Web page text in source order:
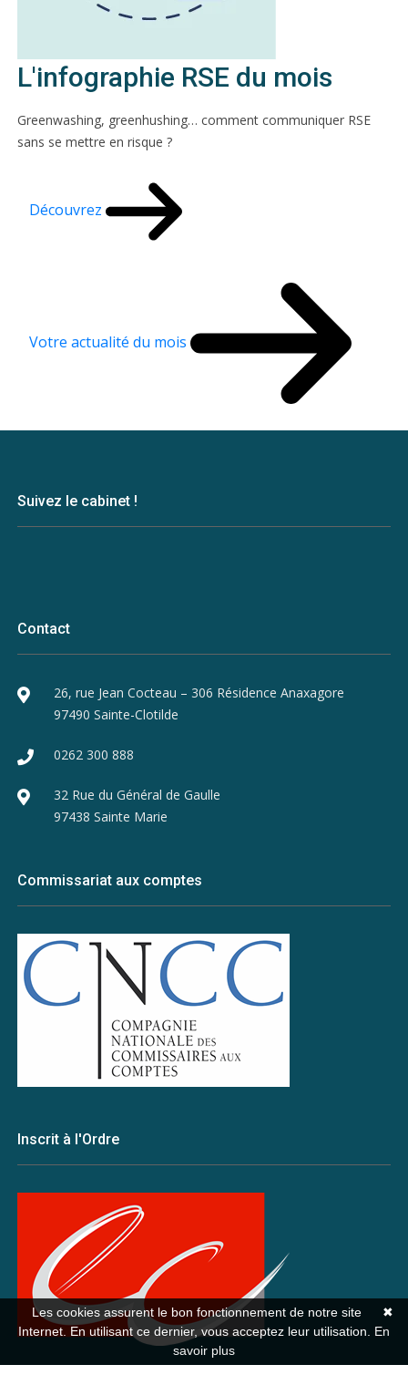
L'infographie RSE du mois
Greenwashing, greenhushing… comment communiquer RSE
sans se mettre en risque ?
Découvrez
Votre actualité du mois
Suivez le cabinet !
Contact
26, rue Jean Cocteau – 306 Résidence Anaxagore
97490 Sainte-Clotilde
0262 300 888
32 Rue du Général de Gaulle
97438 Sainte Marie
Commissariat aux comptes
Inscrit à l'Ordre
✖
Les cookies assurent le bon fonctionnement de notre site
Internet. En utilisant ce dernier, vous acceptez leur utilisation. En
savoir plus